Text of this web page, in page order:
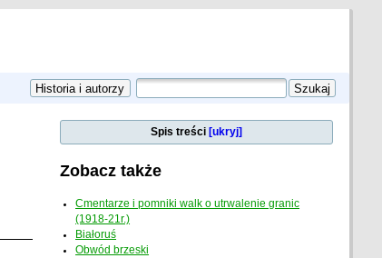
Spis treści [ukryj]
Zobacz także
Cmentarze i pomniki walk o utrwalenie granic
(1918-21r.)
Białoruś
Obwód brzeski